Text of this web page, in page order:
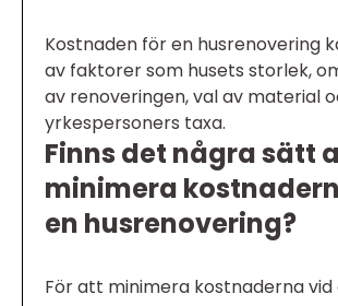
Kostnaden för en husrenovering
av faktorer som husets storlek,
av renoveringen, val av material
yrkespersoners taxa.
Finns det några sätt
minimera
en husrenovering?
För att minimera kostnaderna vid